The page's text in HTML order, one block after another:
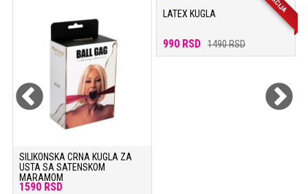
SILIKONSKA CRNA KUGLA ZA
USTA SA SATENSKOM
MARAMOM
1590 RSD
LATEX KUGLA
990 RSD 1490 RSD